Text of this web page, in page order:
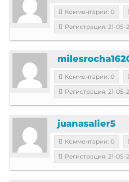
Комментарии: 0
Регистрация: 21-05-
Комментарии: 0
Регистрация: 21-05-
juanasalier5
Комментарии: 0
Регистрация: 21-05-